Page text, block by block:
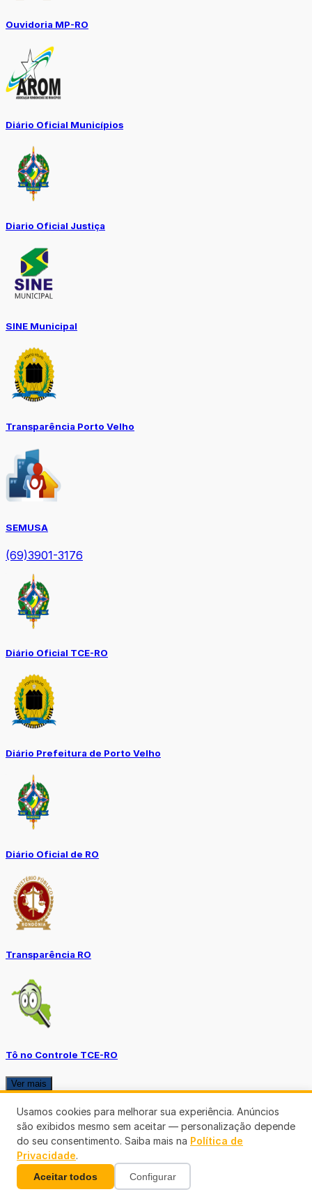
Ouvidoria MP-RO
Diário Oficial Municípios
Diario Oficial Justiça
SINE Municipal
Transparência Porto Velho
SEMUSA
(69)3901-3176
Diário Oficial TCE-RO
Diário Prefeitura de Porto Velho
Diário Oficial de RO
Transparência RO
Tô no Controle TCE-RO
Ver mais
Usamos cookies para melhorar sua experiência. Anúncios
são exibidos mesmo sem aceitar — personalização depende
do seu consentimento. Saiba mais na Política de
Privacidade.
Aceitar todos Configurar